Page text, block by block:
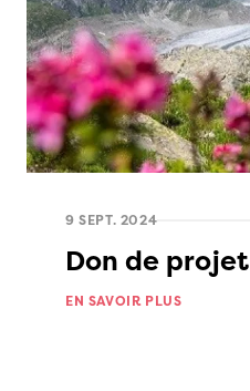
9 SEPT. 2024
Don de projet
EN SAVOIR PLUS